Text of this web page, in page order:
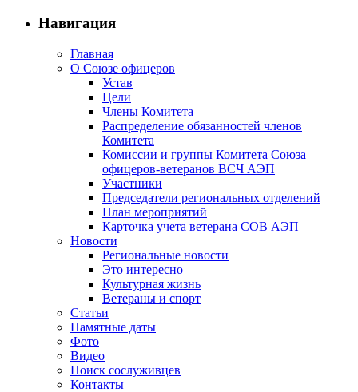
Навигация
Главная
О Союзе офицеров
Устав
Цели
Члены Комитета
Распределение обязанностей членов
Комитета
Комиссии и группы Комитета Союза
офицеров-ветеранов ВСЧ АЭП
Участники
Председатели региональных отделений
План мероприятий
Карточка учета ветерана CОВ АЭП
Новости
Региональные новости
Это интересно
Культурная жизнь
Ветераны и спорт
Статьи
Памятные даты
Фото
Видео
Поиск сослуживцев
Контакты